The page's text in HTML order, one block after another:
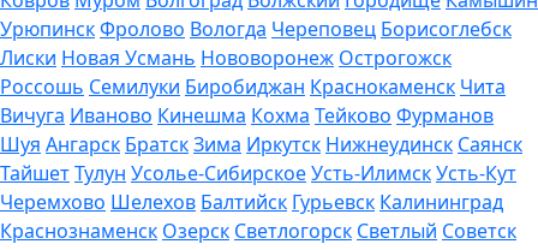
УрюпинскФролово Вологда Череповец Борисоглебск
Лиски Новая Усмань Нововоронеж Острогожск
Россошь Семилуки Биробиджан Краснокаменск Чита
Вичуга Иваново Кинешма Кохма Тейково Фурманов
Шуя Ангарск БратскЗима Иркутск Нижнеудинск Саянск
ТайшетТулун Усолье-СибирскоеУсть-ИлимскУсть-Кут
Черемхово Шелехов Балтийск Гурьевск Калининград
Краснознаменск Озерск Светлогорск Светлый Советск